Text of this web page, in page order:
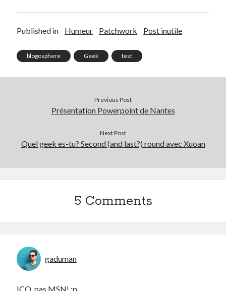
Published in Humeur Patchwork Post inutile
blogosphere Geek test
Previous Post
Présentation Powerpoint de Nantes
Next Post
Quel geek es-tu? Second (and last?) round avec Xuoan
5 Comments
gaduman
ICQ, pas MSN! :p